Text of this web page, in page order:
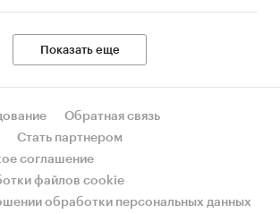
Показать еще
Обратная связь
Стать партнером
соглашение
файлов cookie
обработки персональных данных